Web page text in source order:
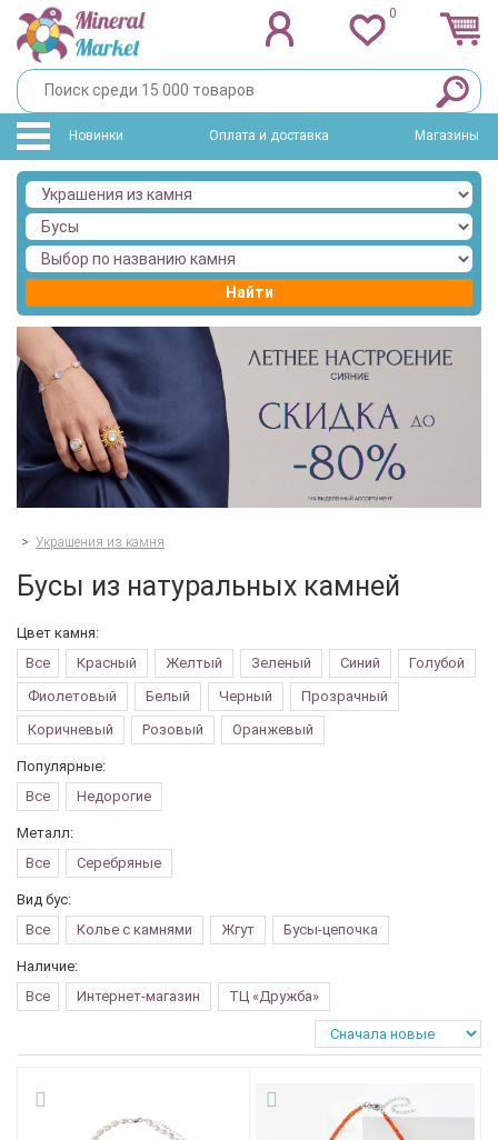
0
Новинки Оплата и доставка Магазины
Найти
> Украшения из камня
Бусы из натуральных камней
Цвет камня:
Все
Красный Желтый Зеленый Синий
Голубой
Фиолетовый
Белый Черный
Прозрачный
Коричневый
Розовый Оранжевый
Популярные:
Все
Недорогие
Металл:
Все
Серебряные
Вид бус:
Все
Колье с камнями Жгут Бусы-цепочка
Наличие:
Все
Интернет-магазин ТЦ «Дружба»